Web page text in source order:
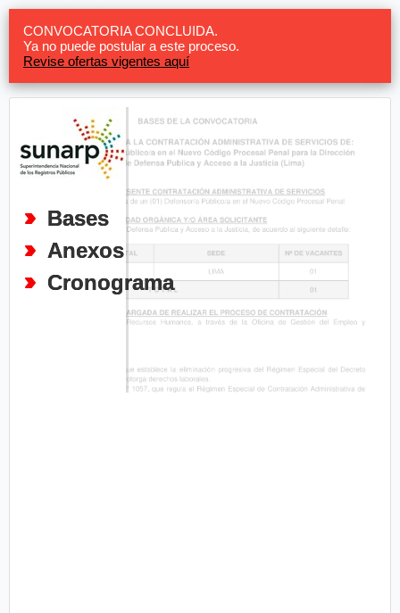
CONVOCATORIA CONCLUIDA.
Ya no puede postular a este proceso.
Revise ofertas vigentes aquí
Bases
Anexos
Cronograma